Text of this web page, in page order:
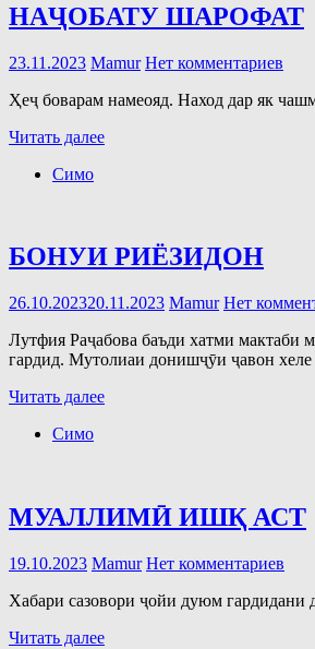
НАҶОБАТУ ШАРОФАТ
23.11.2023 Mamur Нет комментариев
Ҳеҷ боварам намеояд. Наход дар як
Читать далее
Симо
БОНУИ РИЁЗИДОН
26.10.202320.11.2023 Mamur Нет
Лутфия Раҷабова баъди хатми
гардид. Мутолиаи донишҷӯи ҷавон
Читать далее
Симо
МУАЛЛИМӢ ИШҚ АСТ
19.10.2023 Mamur Нет комментариев
Хабари сазовори ҷойи дуюм
Читать далее